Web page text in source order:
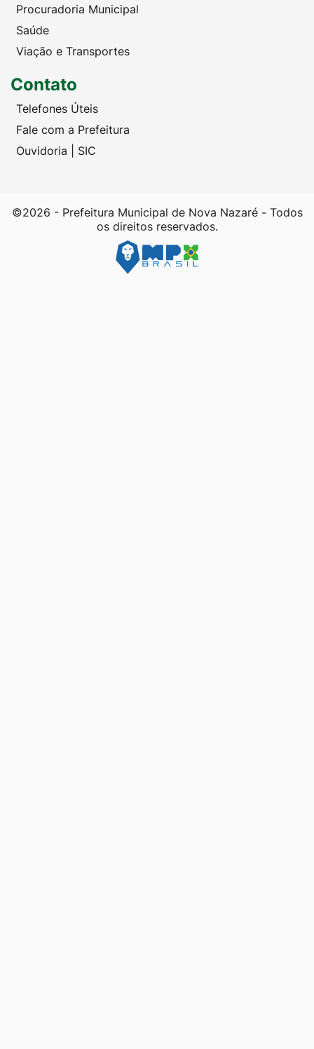
Procuradoria Municipal
Saúde
Viação e Transportes
Contato
Telefones Úteis
Fale com a Prefeitura
Ouvidoria | SIC
©2026 - Prefeitura Municipal de Nova Nazaré - Todos
os direitos reservados.